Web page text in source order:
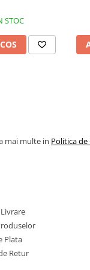
STOC
mai multe in Politica
Plata
Retur